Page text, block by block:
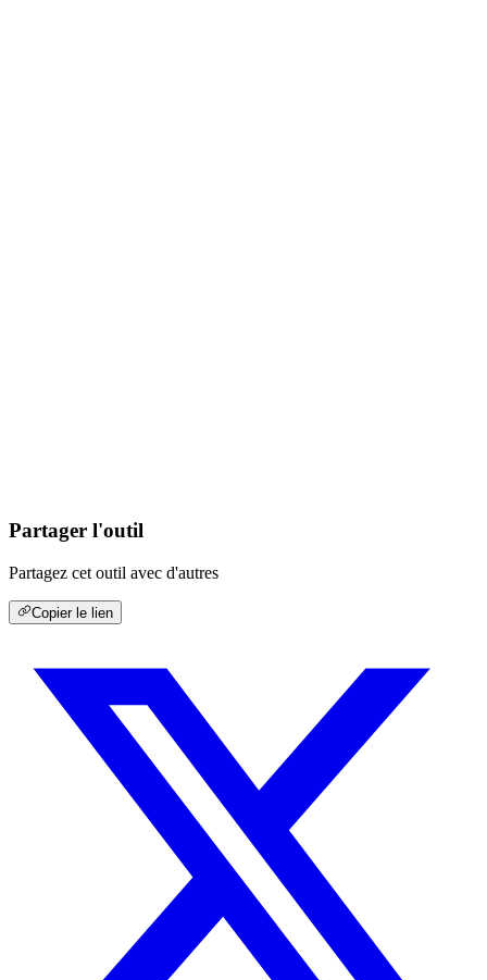
Partager l'outil
Partagez cet outil avec d'autres
Copier le lien